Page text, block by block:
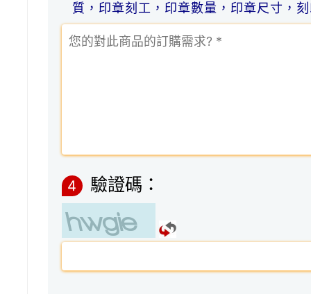
質，印章刻工，印章數量，印章尺寸，
4 驗證碼：